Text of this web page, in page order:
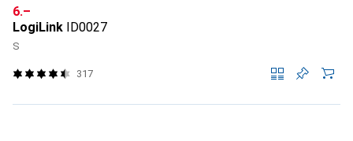
CHF
6.–
LogiLink
ID0027
S
317